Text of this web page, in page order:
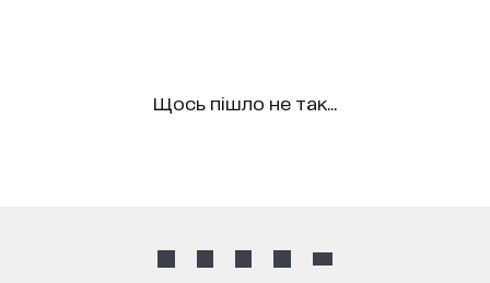
Щось пішло не так...